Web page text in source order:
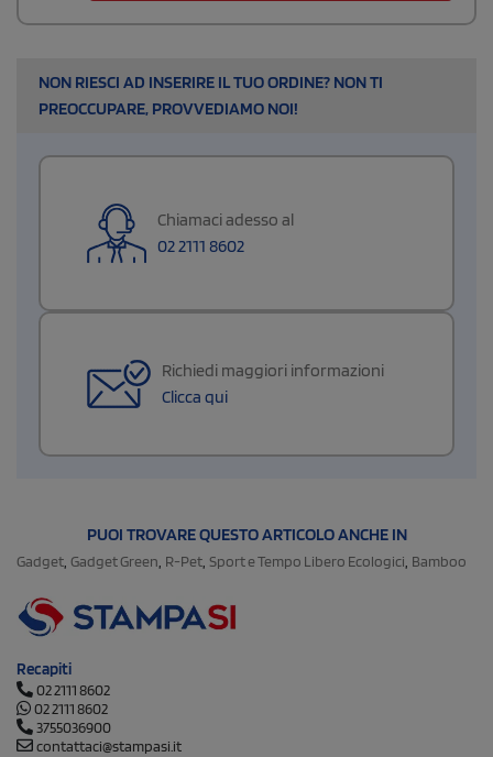
NON RIESCI AD INSERIRE IL TUO ORDINE? NON TI
PREOCCUPARE, PROVVEDIAMO NOI!
Chiamaci adesso al
02 2111 8602
Richiedi maggiori informazioni
Clicca qui
PUOI TROVARE QUESTO ARTICOLO ANCHE IN
Gadget, Gadget Green, R-Pet, Sport e Tempo Libero Ecologici, Bamboo
Recapiti
02 2111 8602
02 2111 8602
3755036900
contattaci@stampasi.it